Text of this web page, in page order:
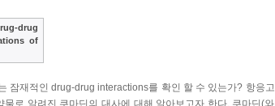
drug
of
잠재적인 drug-drug interactions를 확인 할 수 있는가? 항응고